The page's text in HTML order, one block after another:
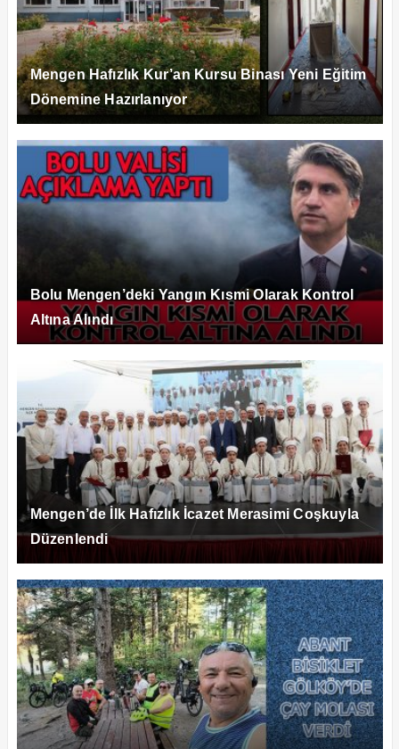
Mengen Hafızlık Kur’an Kursu Binası Yeni Eğitim
Dönemine Hazırlanıyor
Bolu Mengen’deki Yangın Kısmi Olarak Kontrol
Altına Alındı
Mengen’de İlk Hafızlık İcazet Merasimi Coşkuyla
Düzenlendi